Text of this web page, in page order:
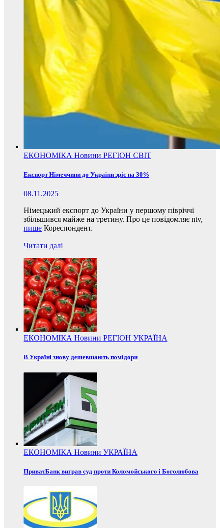
ЕКОНОМІКА Новини РЕГІОН СВІТ
Експорт Німеччини до України зріс на 30%
08.11.2025
Німецький експорт до України у першому півріччі
збільшився майже на третину. Про це повідомляє ntv,
пише Кореспондент.
Читати далі
ЕКОНОМІКА Новини РЕГІОН УКРАЇНА
В Україні знову дешевшають помідори
ЕКОНОМІКА Новини УКРАЇНА
ПриватБанк виграв суд проти Коломойського і Боголюбова